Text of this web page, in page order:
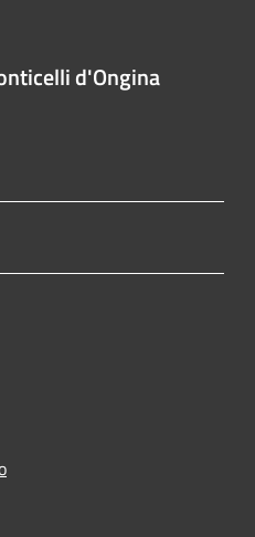
d'Ongina